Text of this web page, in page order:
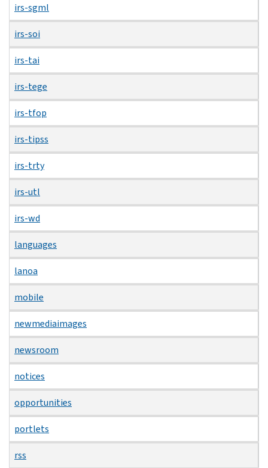
irs-sgml
irs-soi
irs-tai
irs-tege
irs-tfop
irs-tipss
irs-trty
irs-utl
irs-wd
languages
lanoa
mobile
newmediaimages
newsroom
notices
opportunities
portlets
rss